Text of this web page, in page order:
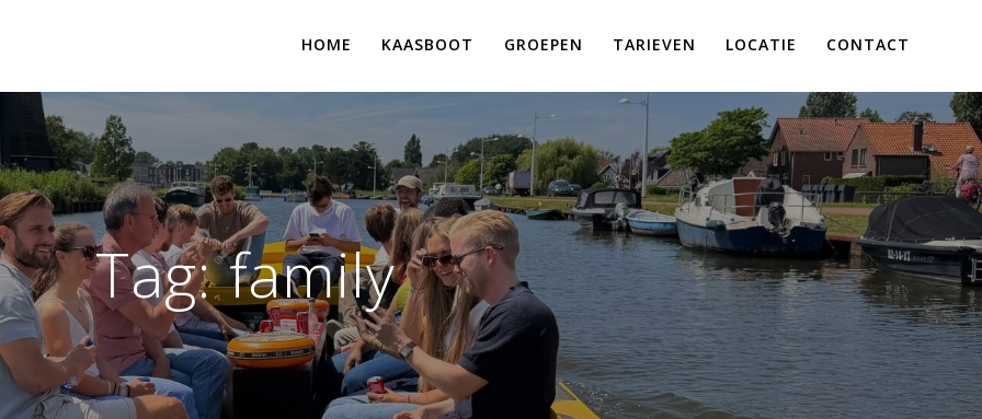
HOME KAASBOOT GROEPEN TARIEVEN LOCATIE CONTACT
Tag:family